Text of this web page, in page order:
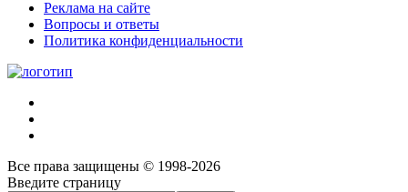
Реклама на сайте
Вопросы и ответы
Политика конфиденциальности
Все права защищены © 1998-2026
Введите страницу